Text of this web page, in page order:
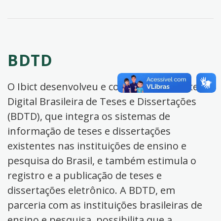
BDTD
O Ibict desenvolveu e coordena a Biblioteca
Digital Brasileira de Teses e Dissertações
(BDTD), que integra os sistemas de
informação de teses e dissertações
existentes nas instituições de ensino e
pesquisa do Brasil, e também estimula o
registro e a publicação de teses e
dissertações eletrônico. A BDTD, em
parceria com as instituições brasileiras de